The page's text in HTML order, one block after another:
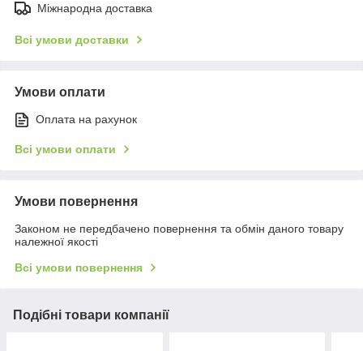
Міжнародна доставка
Всі умови доставки
Умови оплати
Оплата на рахунок
Всі умови оплати
Умови повернення
Законом не передбачено повернення та обмін даного товару
належної якості
Всі умови повернення
Подібні товари компанії